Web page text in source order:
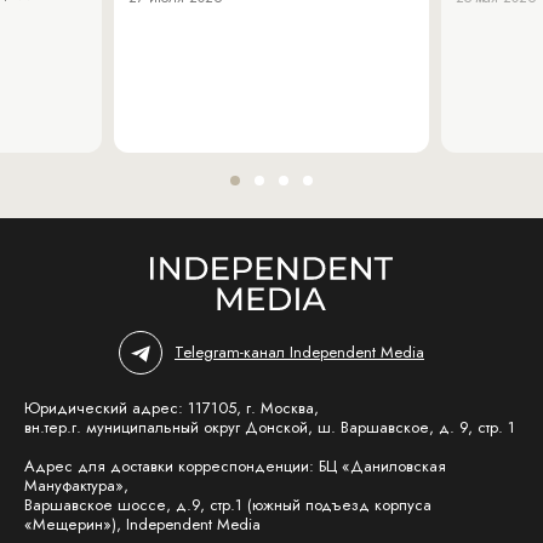
Telegram-канал Independent Media
Юридический адрес: 117105, г. Москва,
вн.тер.г. муниципальный округ Донской, ш. Варшавское, д. 9, стр. 1
Адрес для доставки корреспонденции: БЦ «Даниловская
Мануфактура»,
Варшавское шоссе, д.9, стр.1 (южный подъезд корпуса
«Мещерин»), Independent Media